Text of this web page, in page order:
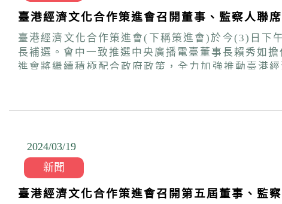
臺港經濟文化合作策進會召開董事、監察人聯
臺港經濟文化合作策進會(下稱策進會)於今(3)日下
長補選。會中一致推選中央廣播電臺董事長賴秀如擔任策進會董事長。 賴秀如致詞時表示，策進會的交流與服務
進會將繼續積極配合政府政策，全力加強推動臺港
她認為，策進會董事長職務不單是責任與挑戰，更
會團隊一同努力，讓臺港關係持續正向發展。 本次會議另決議聘任大陸委員會副主委沈有忠、數位發展部次長葉寧擔任策進會董事，為策進會的會務推
2024/03/19
新聞
臺港經濟文化合作策進會召開第五屆董事、監